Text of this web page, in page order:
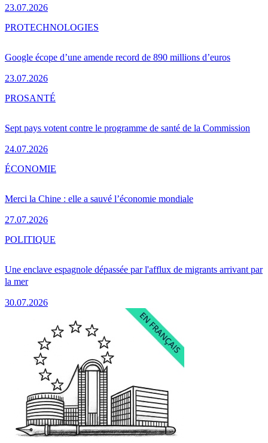
23.07.2026
Google écope d’une amende record de 890 millions d’euros
23.07.2026
PROTECHNOLOGIES
Sept pays votent contre le programme de santé de la Commission
24.07.2026
PROSANTÉ
Merci la Chine : elle a sauvé l’économie mondiale
27.07.2026
ÉCONOMIE
Une enclave espagnole dépassée par l'afflux de migrants arrivant par
la mer
30.07.2026
POLITIQUE